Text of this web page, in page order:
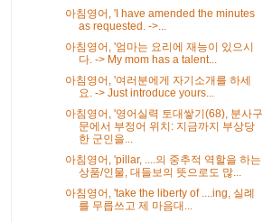
아침영어, 'I have amended the minutes
as requested. ->...
아침영어, '엄마는 요리에 재능이 있으시
다. -> My mom has a talent...
아침영어, '여러분에게 자기소개를 하세
요. -> Just introduce yours...
아침영어, '영어실력 토대쌓기(68), 분사구
문에서 부정어 위치: 지금까지 부상당
한 군인을...
아침영어, 'pillar, ....의 중추적 역할을 하는
상품/인물, 대들보의 뜻으로도 많...
아침영어, 'take the liberty of ....ing, 실례
를 무릅쓰고 제 마음대...